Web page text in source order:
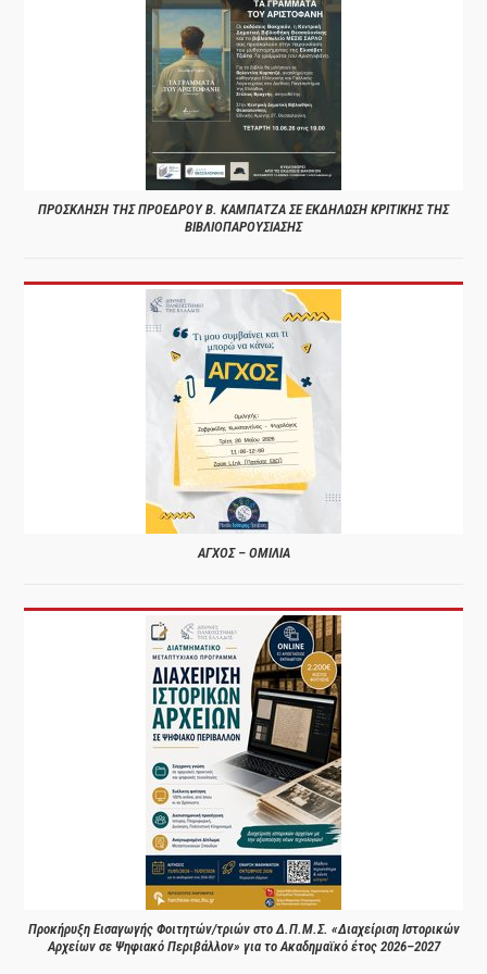
ΠΡΟΣΚΛΗΣΗ ΤΗΣ ΠΡΟΕΔΡΟΥ Β. ΚΑΜΠΑΤΖΑ ΣΕ ΕΚΔΗΛΩΣΗ ΚΡΙΤΙΚΗΣ ΤΗΣ
ΒΙΒΛΙΟΠΑΡΟΥΣΙΑΣΗΣ
ΑΓΧΟΣ – ΟΜΙΛΙΑ
Προκήρυξη Εισαγωγής Φοιτητών/τριών στο Δ.Π.Μ.Σ. «Διαχείριση Ιστορικών
Αρχείων σε Ψηφιακό Περιβάλλον» για το Ακαδημαϊκό έτος 2026–2027